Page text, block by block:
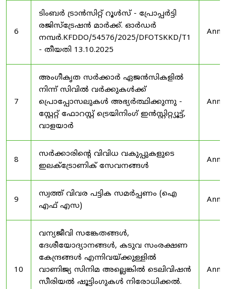
6
ടിംബർ ട്രാൻസിറ്റ് റൂൾസ് - പ്രോപ്പർട്ടി
രജിസ്ട്രേഷൻ മാർക്ക്. ഓർഡർ
നമ്പർ.KFDDO/54576/2025/DFOTSKKD/T1
- തീയതി 13.10.2025
7
അംഗീകൃത സർക്കാർ ഏജൻസികളിൽ
നിന്ന് സിവിൽ വർക്കുകൾക്ക്
പ്രൊപ്പോസലുകൾ അഭ്യർത്ഥിക്കുന്നു -
സ്റ്റേറ്റ് ഫോറസ്റ്റ് ട്രെയിനിംഗ് ഇൻസ്റ്റിറ്റ്യൂട്ട്,
വാളയാർ
8
സർക്കാരിന്റെ വിവിധ വകുപ്പുകളുടെ
ഇലക്ട്രോണിക് സേവനങ്ങൾ
9
സ്വത്ത് വിവര പട്ടിക സമർപ്പണം (ഐ
എഫ് എസ)
10
വന്യജീവി സങ്കേതങ്ങൾ,
ദേശീയോദ്യാനങ്ങൾ, കടുവ സംരക്ഷണ
കേന്ദ്രങ്ങൾ എന്നിവയ്ക്കുള്ളിൽ
വാണിജ്യ സിനിമ അല്ലെങ്കിൽ ടെലിവിഷൻ
സീരിയൽ ഷൂട്ടിംഗുകൾ നിരോധിക്കൽ.